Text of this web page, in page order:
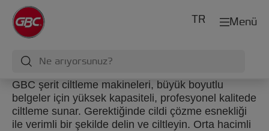
Menü
TR
GBC şerit ciltleme makineleri, büyük boyutlu
belgeler için yüksek kapasiteli, profesyonel kalitede
ciltleme sunar. Gerektiğinde cildi çözme esnekliği
ile verimli bir şekilde delin ve ciltleyin. Orta hacimli